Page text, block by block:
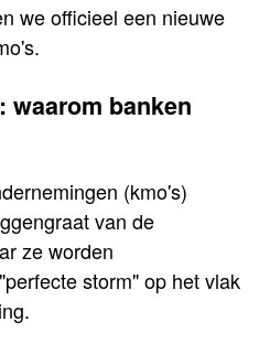
we officieel een nieuwe
waarom banken
(kmo's)
van de
ze worden
storm" op het vlak